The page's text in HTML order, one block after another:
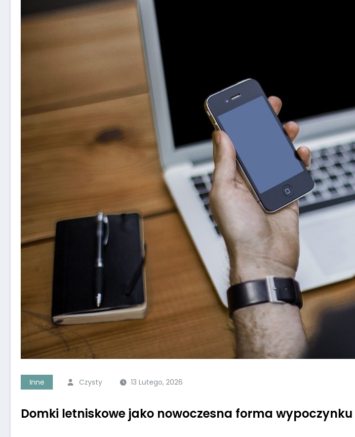
Inne Czysty 13 Lutego, 2026
Domki letniskowe jako nowoczesna forma